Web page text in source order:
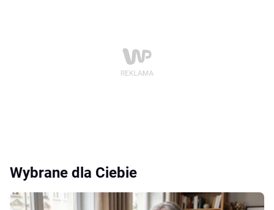
Wybrane dla Ciebie